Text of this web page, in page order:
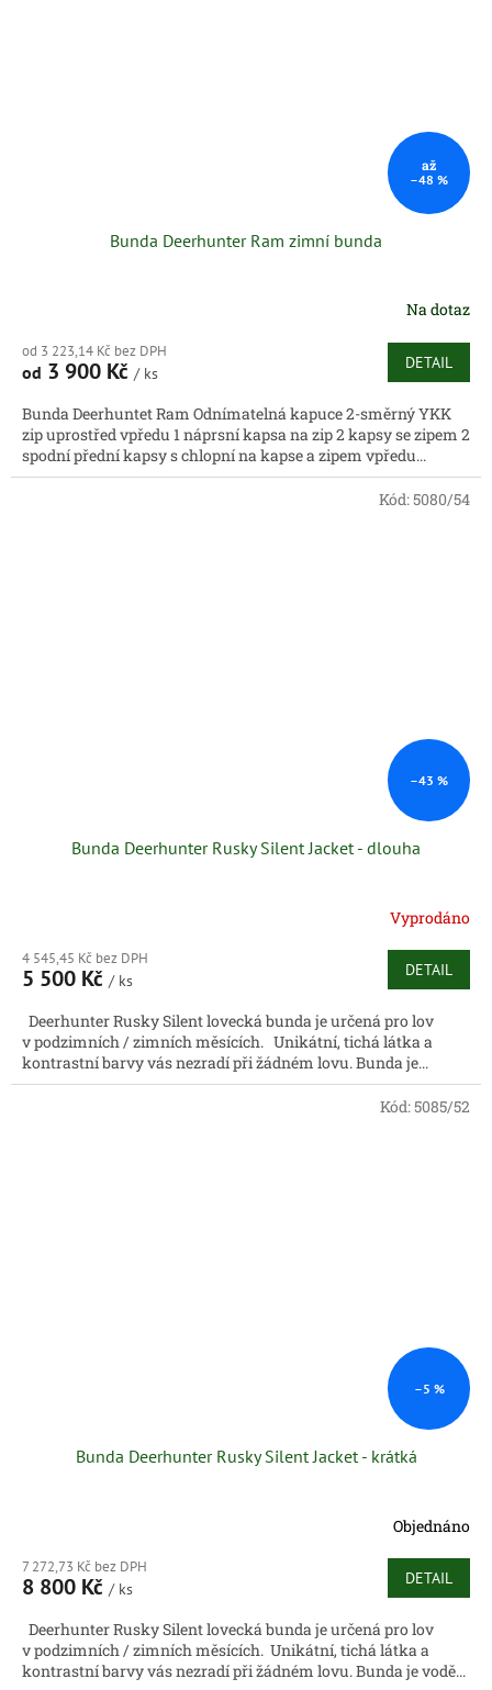
až
–48 %
Bunda Deerhunter Ram zimní bunda
Na dotaz
od 3 223,14 Kč bez DPH
od 3 900 Kč / ks
DETAIL
Bunda Deerhuntet Ram Odnímatelná kapuce 2-směrný YKK
zip uprostřed vpředu 1 náprsní kapsa na zip 2 kapsy se zipem 2
spodní přední kapsy s chlopní na kapse a zipem vpředu...
–43 %
Bunda Deerhunter Rusky Silent Jacket - dlouha
Vyprodáno
4 545,45 Kč bez DPH
5 500 Kč / ks
DETAIL
Deerhunter Rusky Silent lovecká bunda je určená pro lov
v podzimních / zimních měsících. Unikátní, tichá látka a
kontrastní barvy vás nezradí při žádném lovu. Bunda je...
Kód:5080/54
–5 %
Bunda Deerhunter Rusky Silent Jacket - krátká
Objednáno
7 272,73 Kč bez DPH
8 800 Kč / ks
DETAIL
Deerhunter Rusky Silent lovecká bunda je určená pro lov
v podzimních / zimních měsících. Unikátní, tichá látka a
kontrastní barvy vás nezradí při žádném lovu. Bunda je vodě...
Kód:5085/52